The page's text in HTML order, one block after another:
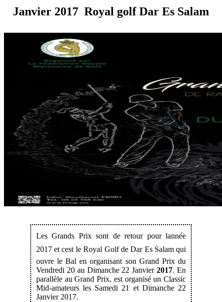
Janvier 2017  Royal golf Dar Es Salam
Les Grands Prix sont de retour pour lannée
2017 et cest le Royal Golf de Dar Es Salam qui
ouvre le Bal en organisant son Grand Prix du
Vendredi 20 au Dimanche 22 Janvier2017. En
parallèle au Grand Prix, est organisé un Classic
Mid-amateurs les Samedi 21 et Dimanche 22
Janvier 2017.